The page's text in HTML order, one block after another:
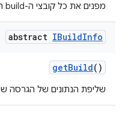
מפנים את כל קובצי ה-build הזמניים.
abstract IBuildInfo
getBuild()
שליפת הנתונים של הגרסה